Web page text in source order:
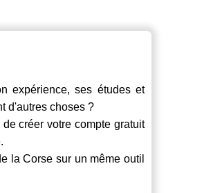
expérience, ses études et
d'autres choses ?
créer votre compte gratuit
la Corse sur un même outil